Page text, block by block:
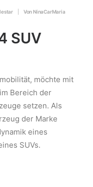
VonNinaCarMaria
SUV
möchte mit
Bereich der
setzen. Als
der Marke
eines
SUVs.